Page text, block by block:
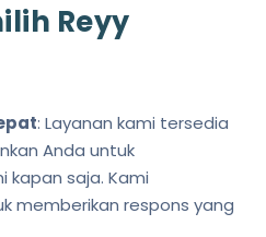
Reyy
: Layanan kami tersedia
Anda untuk
kapan saja. Kami
memberikan respons yang